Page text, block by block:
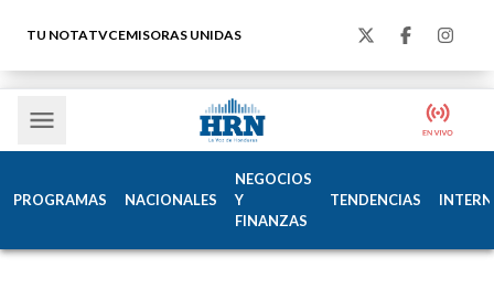
TU NOTATVCEMISORAS UNIDAS
PROGRAMAS NACIONALES
NEGOCIOS
Y
FINANZAS
TENDENCIAS